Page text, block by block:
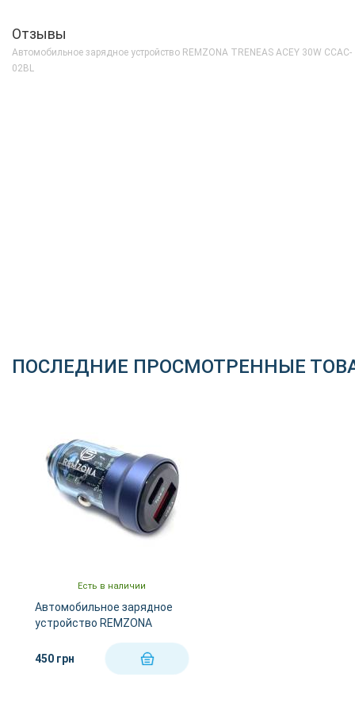
Отзывы
Автомобильное зарядное устройство REMZONA TRENEAS ACEY 30W CCAC-
02BL
ПОСЛЕДНИЕ ПРОСМОТРЕННЫЕ
Есть в наличии
Автомобильное зарядное
устройство REMZONA
02BL
450 грн КУПИТЬ